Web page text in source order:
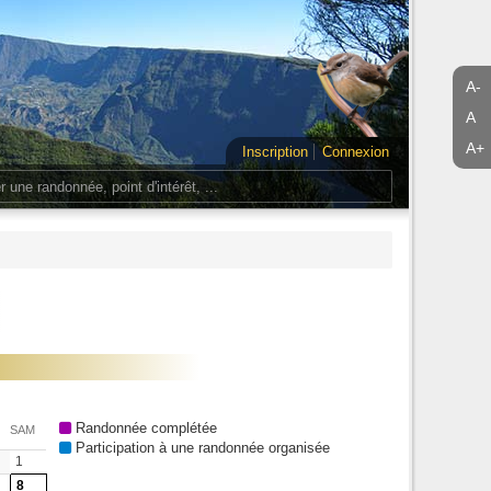
A-
A
A+
Inscription
Connexion
SAM
1
8
Randonnée complétée
Participation à une randonnée organisée